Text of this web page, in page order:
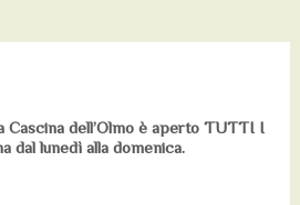
Cascina dell’Olmo è aperto TUTTI I
dal lunedì alla domenica.